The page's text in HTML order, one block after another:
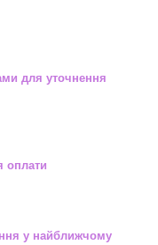
для уточнення
оплати
у найближчому